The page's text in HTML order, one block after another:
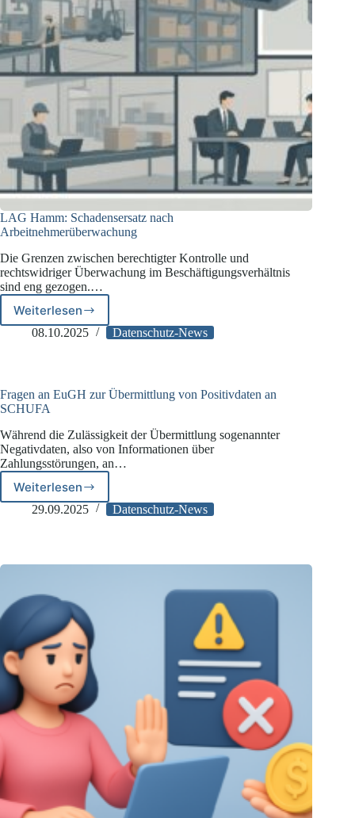
LAG Hamm: Schadensersatz nach
Arbeitnehmerüberwachung
Die Grenzen zwischen berechtigter Kontrolle und
rechtswidriger Überwachung im Beschäftigungsverhältnis
sind eng gezogen.…
Weiterlesen
LAG
Hamm:
08.10.2025 Datenschutz-News
Fragen an EuGH zur Übermittlung von Positivdaten an
SCHUFA
Während die Zulässigkeit der Übermittlung sogenannter
Negativdaten, also von Informationen über
Zahlungsstörungen, an…
Weiterlesen
Fragen
an
von
an
SCHUFA
29.09.2025 Datenschutz-News